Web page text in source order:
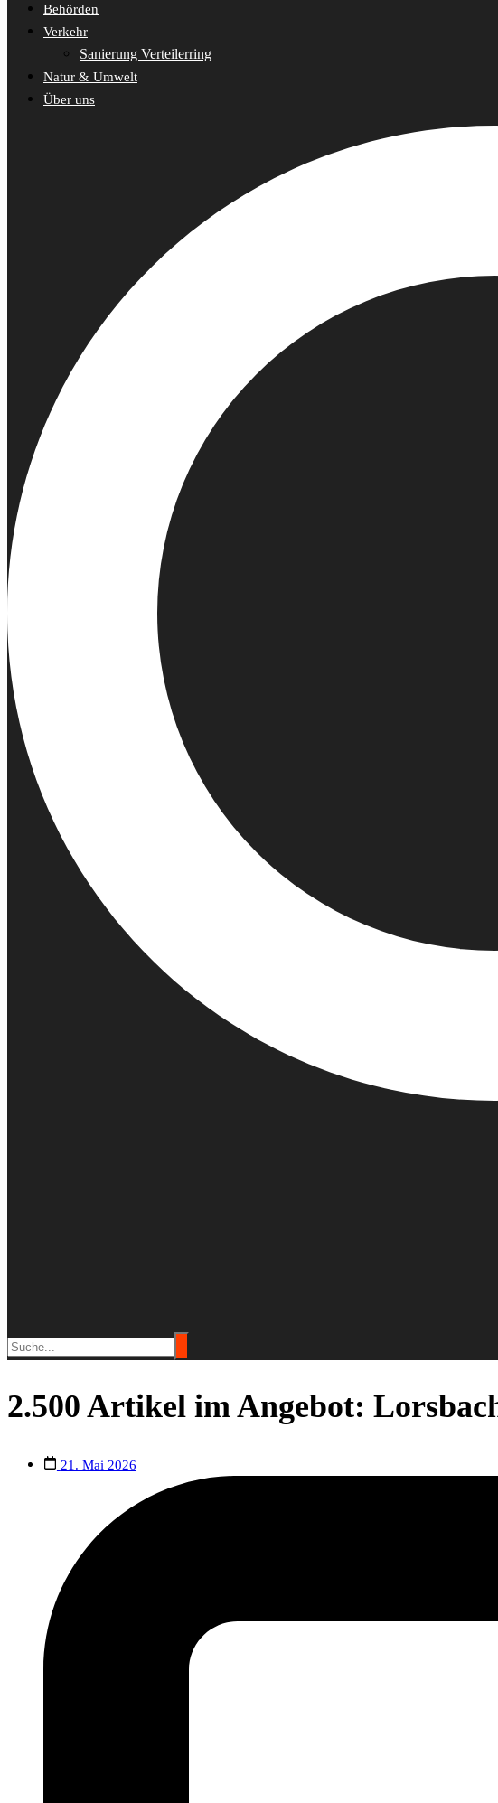
Behörden
Verkehr
Sanierung Verteilerring
Natur & Umwelt
Über uns
2.500 Artikel im Angebot:
21. Mai 2026